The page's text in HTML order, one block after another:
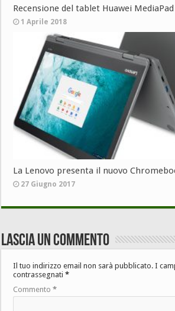
Recensione del tablet Huawei
1 Aprile 2018
La Lenovo presenta il nuovo
27 Giugno 2017
Lascia un commento
Il tuo indirizzo email non sarà pubblicato. I
contrassegnati*
Commento*